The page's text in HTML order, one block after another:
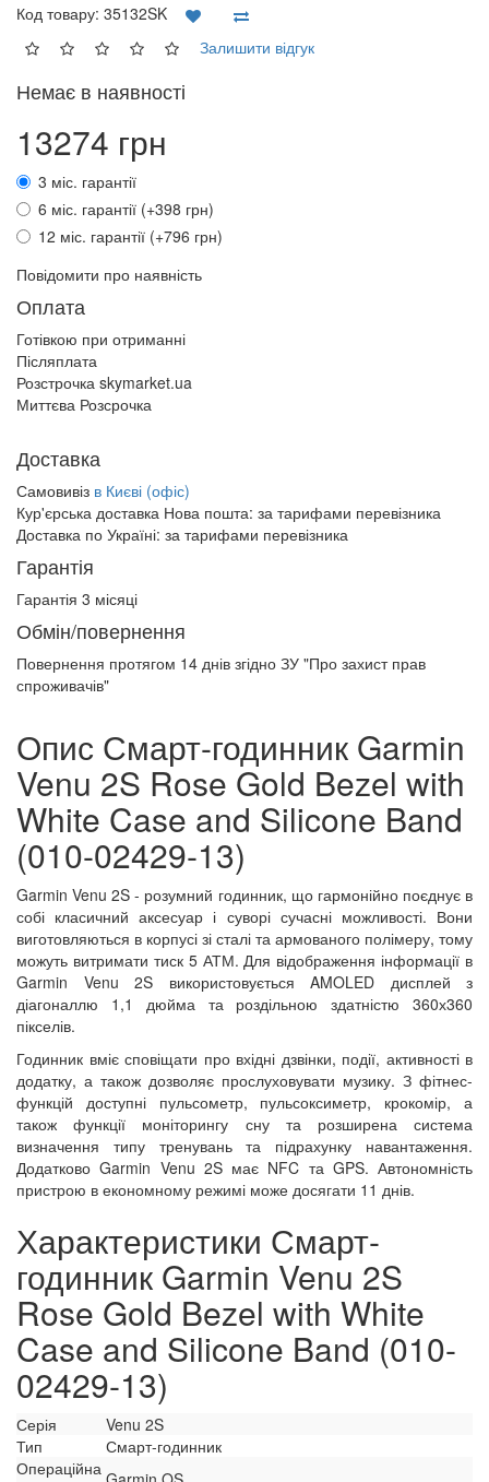
Код товару: 35132SK
Залишити відгук
Немає в наявності
13274 грн
3 міс. гарантії
6 міс. гарантії (+398 грн)
12 міс. гарантії (+796 грн)
Повідомити про наявність
Оплата
Готівкою при отриманні
Післяплата
Розстрочка skymarket.ua
Миттєва Розсрочка
Доставка
Самовивіз в Києві (офіс)
Кур'єрська доставка Нова пошта: за тарифами перевізника
Доставка по Україні: за тарифами перевізника
Гарантія
Гарантія 3 місяці
Обмін/повернення
Повернення протягом 14 днів згідно ЗУ "Про захист прав
спроживачів"
Опис Смарт-годинник Garmin
Venu 2S Rose Gold Bezel with
White Case and Silicone Band
(010-02429-13)
Garmin Venu 2S - розумний годинник, що гармонійно поєднує в
собі класичний аксесуар і суворі сучасні можливості. Вони
виготовляються в корпусі зі сталі та армованого полімеру, тому
можуть витримати тиск 5 АТМ. Для відображення інформації в
Garmin Venu 2S використовується AMOLED дисплей з
діагоналлю 1,1 дюйма та роздільною здатністю 360х360
пікселів.
Годинник вміє сповіщати про вхідні дзвінки, події, активності в
додатку, а також дозволяє прослуховувати музику. З фітнес-
функцій доступні пульсометр, пульсоксиметр, крокомір, а
також функції моніторингу сну та розширена система
визначення типу тренувань та підрахунку навантаження.
Додатково Garmin Venu 2S має NFC та GPS. Автономність
пристрою в економному режимі може досягати 11 днів.
Характеристики Смарт-
годинник Garmin Venu 2S
Rose Gold Bezel with White
Case and Silicone Band (010-
02429-13)
Серія
Venu 2S
Тип
Смарт-годинник
Операційна